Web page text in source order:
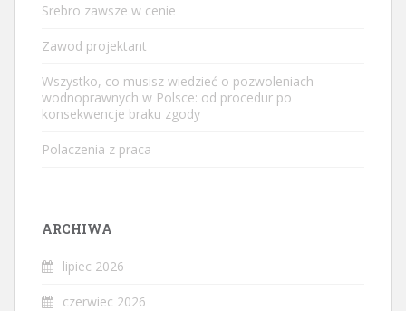
Srebro zawsze w cenie
Zawod projektant
Wszystko, co musisz wiedzieć o pozwoleniach
wodnoprawnych w Polsce: od procedur po
konsekwencje braku zgody
Polaczenia z praca
ARCHIWA
lipiec 2026
czerwiec 2026